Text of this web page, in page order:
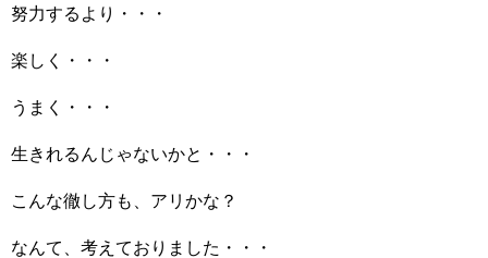
努力するより・・・
楽しく・・・
うまく・・・
生きれるんじゃないかと・・・
こんな徹し方も、アリかな？
なんて、考えておりました・・・